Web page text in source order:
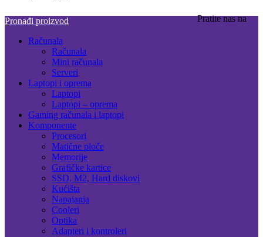
Pratite nas na
Pronađi proizvod
Računala
Računala
Mini računala
Serveri
Laptopi i oprema
Laptopi
Laptopi – oprema
Gaming računala i laptopi
Komponente
Procesori
Matične ploče
Memorije
Grafičke kartice
SSD, M2, Hard diskovi
Kućišta
Napajanja
Cooleri
Optika
Adapteri i kontroleri